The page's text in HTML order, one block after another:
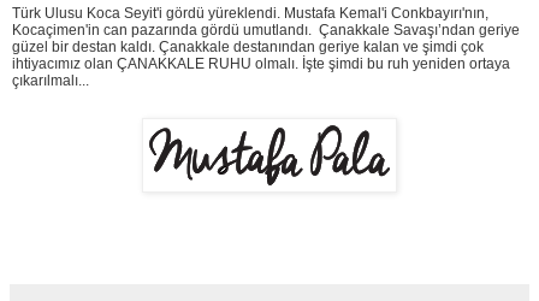
Türk Ulusu Koca Seyit'i gördü yüreklendi. Mustafa Kemal'i Conkbayırı'nın,
Kocaçimen'in can pazarında gördü umutlandı.
Çanakkale Savaşı’ndan geriye
güzel bir destan kaldı. Çanakkale destanından geriye kalan ve şimdi çok
ihtiyacımız olan ÇANAKKALE RUHU olmalı. İşte şimdi bu ruh yeniden ortaya
çıkarılmalı...